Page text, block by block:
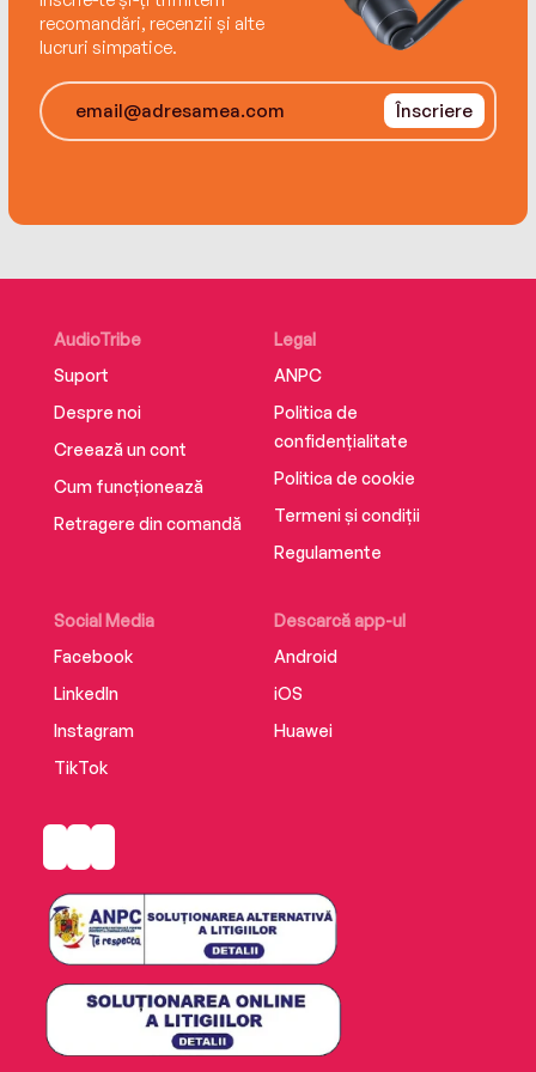
recomandări, recenzii și alte
lucruri simpatice.
Înscriere
AudioTribe
Suport
Despre noi
Creează un cont
Cum funcționează
Retragere din comandă
Social Media
Facebook
LinkedIn
Instagram
TikTok
Descarcă app-ul
Android
iOS
Huawei
Legal
ANPC
Politica de
confidențialitate
Politica de cookie
Termeni și condiții
Regulamente